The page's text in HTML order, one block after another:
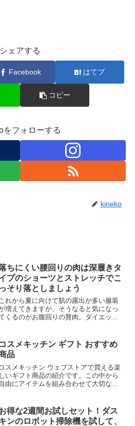
シェアする
Facebook はてブ
コピー
をフォローする
kineko
ちにくい腰回りの肉は深履きタ
プのショーツとストレッチでこ
っそり落としましょう
れから夏に向けて肌の露出が多い服装
増えてきますが、そうなると気になっ
くるのがお腹回りの贅肉。ダイエット
すい原因をしっかり知った上で適切な対
をとり、魅力的なプロポーションを取
戻しましょう。
コスメキッチン ギフト おすすめ
品
コスメキッチン ウェブストアで買える楽
しいギフト商品の紹介です。この中から
由にアイテムを組み合わせて大切な人
ボックスに入れてギフトが完成しま
。
得な2週間お試しセット！ダス
ンのロボット掃除機を試して、